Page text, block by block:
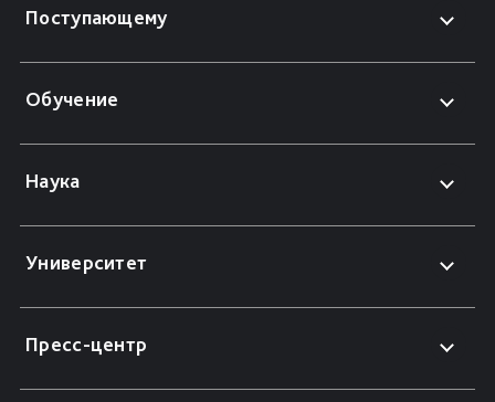
Поступающему
Обучение
Наука
Университет
Пресс-центр